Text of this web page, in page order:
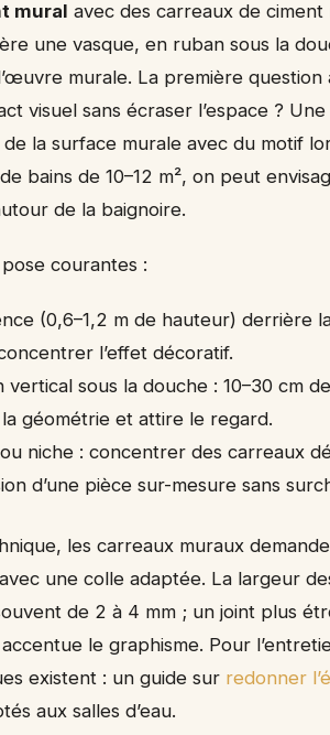
mural avec des carreaux de ciment
une vasque, en ruban sous la
murale. La première
visuel sans écraser l’espace ?
de la surface murale avec du motif
bains de 10–12 m², on peut
de la baignoire.
courantes :
(0,6–1,2 m de hauteur) derrière
l’effet décoratif.
vertical sous la douche : 10–30 cm
géométrie et attire le regard.
ou niche : concentrer des carreaux
d’une pièce sur-mesure sans
les carreaux muraux
une colle adaptée. La largeur
de 2 à 4 mm ; un joint plus
le graphisme. Pour
existent : un guide sur redonner
aux salles d’eau.